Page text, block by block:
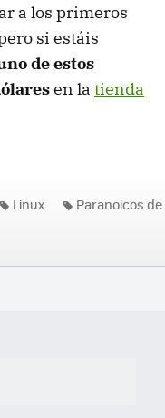
a los primeros
si estáis
de estos
en la tienda
Linux Paranoicos